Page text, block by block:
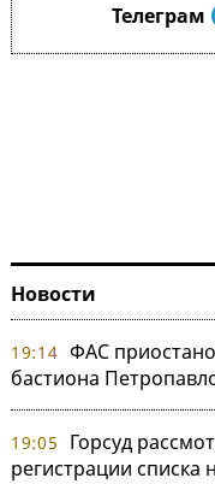
Телеграм
Новости
19:14 ФАС
бастиона
19:05
Горсуд
регистрации списка